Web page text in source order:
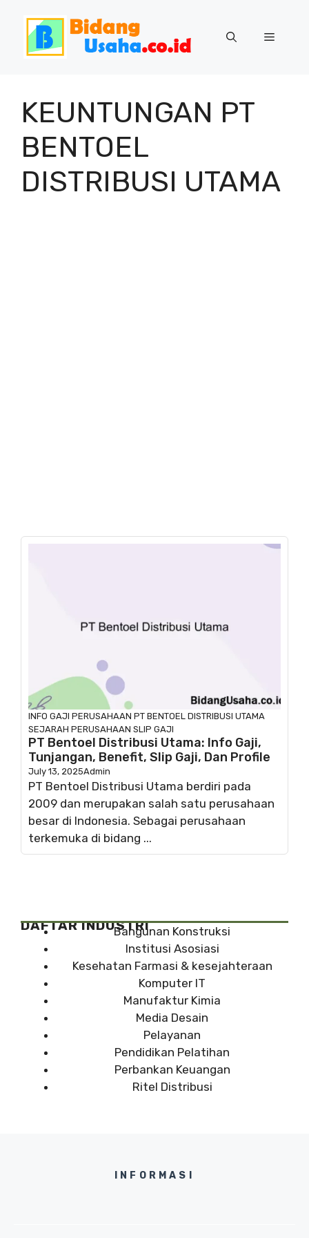
Menu
KEUNTUNGAN PT
BENTOEL
DISTRIBUSI UTAMA
INFO GAJI PERUSAHAAN PT BENTOEL DISTRIBUSI UTAMA
SEJARAH PERUSAHAAN SLIP GAJI
PT Bentoel Distribusi Utama: Info Gaji,
Tunjangan, Benefit, Slip Gaji, Dan Profile
July 13, 2025Admin
PT Bentoel Distribusi Utama berdiri pada
2009 dan merupakan salah satu perusahaan
besar di Indonesia. Sebagai perusahaan
terkemuka di bidang ...
DAFTAR INDUSTRIBangunan Konstruksi
Institusi Asosiasi
Kesehatan Farmasi & kesejahteraan
Komputer IT
Manufaktur Kimia
Media Desain
Pelayanan
Pendidikan Pelatihan
Perbankan Keuangan
Ritel Distribusi
INFORMASI